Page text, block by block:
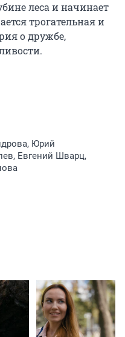
леса и начинает
трогательная и
о дружбе,
Юрий
Евгений Шварц,